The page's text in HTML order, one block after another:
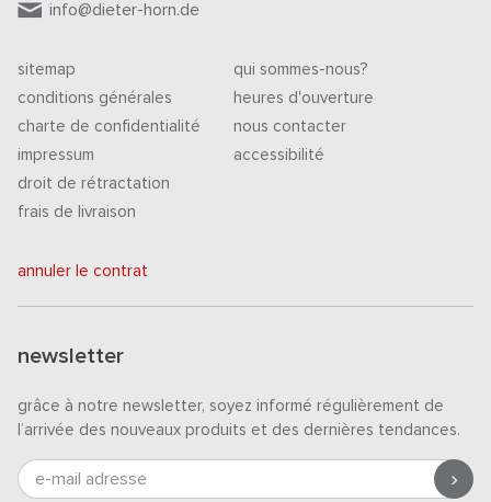
info@dieter-horn.de
sitemap
conditions générales
charte de confidentialité
impressum
droit de rétractation
frais de livraison
qui sommes-nous?
heures d'ouverture
nous contacter
accessibilité
annuler le contrat
newsletter
grâce à notre newsletter, soyez informé régulièrement de
l’arrivée des nouveaux produits et des dernières tendances.
e-mail adresse